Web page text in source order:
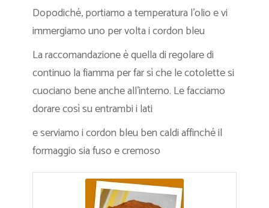
Dopodiché, portiamo a temperatura l’olio e vi
immergiamo uno per volta i cordon bleu
La raccomandazione è quella di regolare di
continuo la fiamma per far sì che le cotolette si
cuociano bene anche all’interno. Le facciamo
dorare così su entrambi i lati
e serviamo i cordon bleu ben caldi affinché il
formaggio sia fuso e cremoso